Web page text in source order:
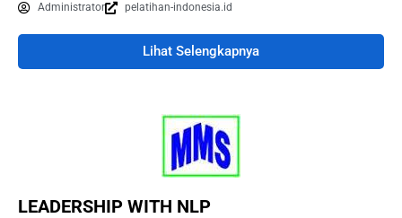
Administrator pelatihan-indonesia.id
Lihat Selengkapnya
LEADERSHIP WITH NLP